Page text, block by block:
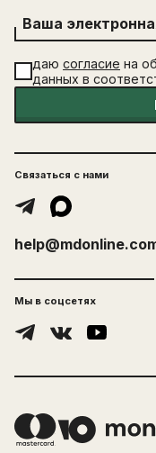
Ваша
даю согласие на
данных в
Связаться с нами
Мы в соцсетях